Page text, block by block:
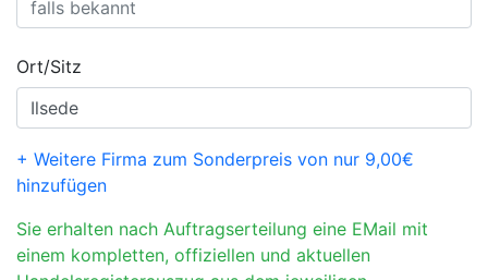
Ort/Sitz
+ Weitere Firma zum Sonderpreis von nur 9,00€
hinzufügen
Sie erhalten nach Auftragserteilung eine EMail mit
einem kompletten, offiziellen und aktuellen